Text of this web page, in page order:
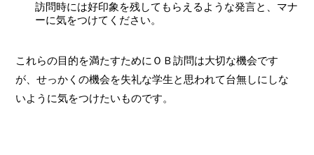
訪問時には好印象を残してもらえるような発言と、マナ
ーに気をつけてください。
これらの目的を満たすためにＯＢ訪問は大切な機会です
が、せっかくの機会を失礼な学生と思われて台無しにしな
いように気をつけたいものです。